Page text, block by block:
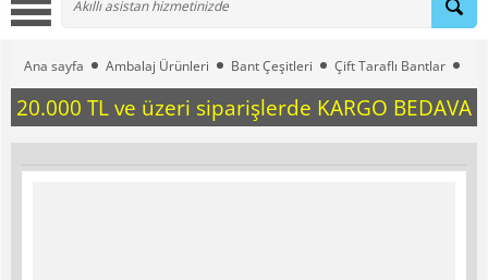
Ana sayfa Ambalaj Ürünleri Bant Çeşitleri Çift Taraflı Bantlar
20.000 TL ve üzeri siparişlerde KARGO BEDAVA